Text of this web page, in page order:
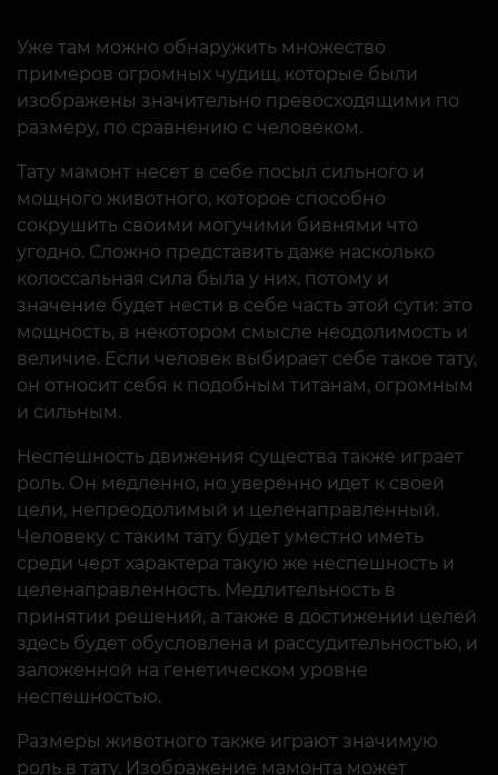
Уже там можно обнаружить множество
примеров огромных чудищ, которые были
изображены значительно превосходящими по
размеру, по сравнению с человеком.
Тату мамонт несет в себе посыл сильного и
мощного животного, которое способно
сокрушить своими могучими бивнями что
угодно. Сложно представить даже насколько
колоссальная сила была у них, потому и
значение будет нести в себе часть этой сути: это
мощность, в некотором смысле неодолимость и
величие. Если человек выбирает себе такое тату,
он относит себя к подобным титанам, огромным
и сильным.
Неспешность движения существа также играет
роль. Он медленно, но уверенно идет к своей
цели, непреодолимый и целенаправленный.
Человеку с таким тату будет уместно иметь
среди черт характера такую же неспешность и
целенаправленность. Медлительность в
принятии решений, а также в достижении целей
здесь будет обусловлена и рассудительностью, и
заложенной на генетическом уровне
неспешностью.
Размеры животного также играют значимую
роль в тату. Изображение мамонта может